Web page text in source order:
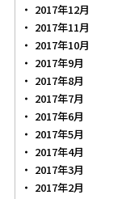
2017年12月
2017年11月
2017年10月
2017年9月
2017年8月
2017年7月
2017年6月
2017年5月
2017年4月
2017年3月
2017年2月